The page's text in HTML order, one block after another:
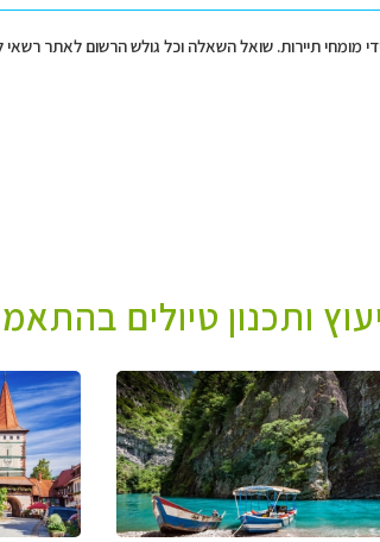
מומחי תיירות. שואל השאלה וכל גולש הרשום לאתר רשאי
ותכנון טיולים